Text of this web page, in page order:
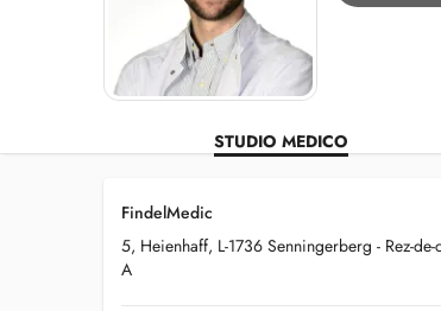
STUDIO MEDICO
FindelMedic
5, Heienhaff, L-1736 Senningerberg - Rez-de-
A